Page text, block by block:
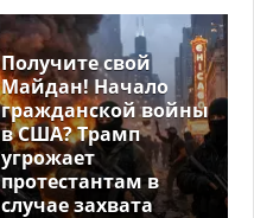
Получите свой
Майдан! Начало
гражданской войны
в США? Трамп
угрожает
протестантам в
случае захвата